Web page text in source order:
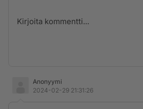
Anonyymi
2024-02-29 21:31:26